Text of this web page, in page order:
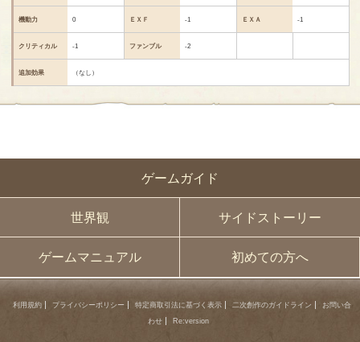
ゲームガイド
世界観 サイドストーリー
ゲームマニュアル 初めての方へ
機動力 0 ＥＸＦ -1 ＥＸＡ -1
クリティカル -1 ファンブル -2
追加効果 （なし）
利用規約 プライバシーポリシー 特定商取引法に基づく表示 二次創作のガイドライン
お問い合
わせ
Re:version